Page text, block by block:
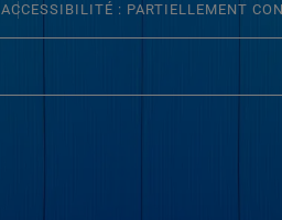
ACCESSIBILITÉ : PARTIELLEMENT